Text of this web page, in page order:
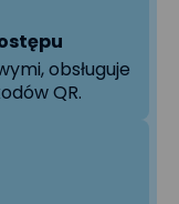
obsługuje
QR.